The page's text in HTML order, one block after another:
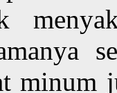
minum